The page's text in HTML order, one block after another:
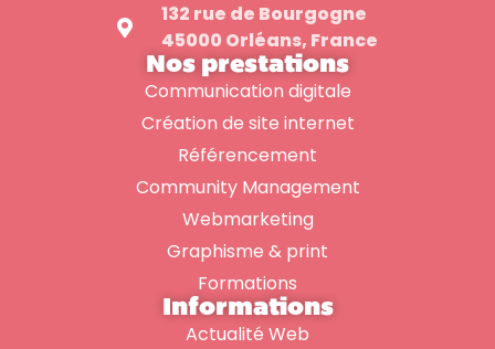
132 rue de Bourgogne
45000 Orléans, France
Nos prestations
Communication digitale
Création de site internet
Référencement
Community Management
Webmarketing
Graphisme & print
Formations
Informations
Actualité Web